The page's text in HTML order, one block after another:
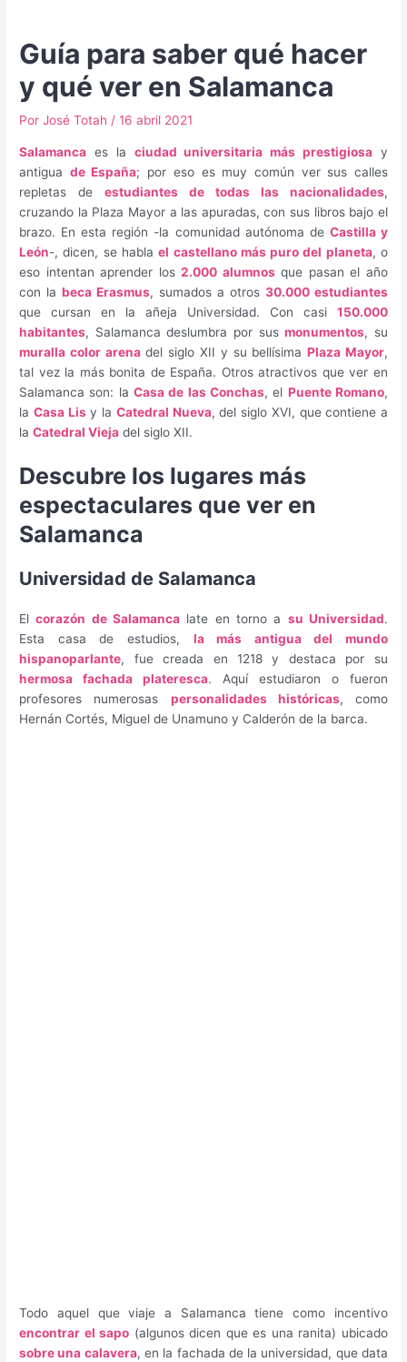
Guía para saber qué hacer
y qué ver en Salamanca
PorJosé Totah /16 abril 2021
Salamanca es la ciudad universitaria más prestigiosa y
antigua de España; por eso es muy común ver sus calles
repletas deestudiantes de todas las nacionalidades,
cruzando la Plaza Mayor a las apuradas, con sus libros bajo el
brazo. En esta región -la comunidad autónoma de Castilla y
León-, dicen, se hablael castellano más puro del planeta, o
eso intentan aprender los2.000 alumnosque pasan el año
con labeca Erasmus, sumados a otros 30.000 estudiantes
que cursan en la añeja Universidad. Con casi 150.000
habitantes, Salamanca deslumbra por susmonumentos, su
muralla color arenadel siglo XII y su bellísimaPlaza Mayor,
tal vez la más bonita de España. Otros atractivos que ver en
Salamanca son: laCasa de las Conchas, el Puente Romano,
la Casa Lisy la Catedral Nueva, del siglo XVI, que contiene a
laCatedral Vieja del siglo XII.
Descubre los lugares más
espectaculares que ver en
Salamanca
Universidad de Salamanca
Elcorazón de Salamanca late en torno a su Universidad.
Esta casa de estudios, la más antigua del mundo
hispanoparlante, fue creada en 1218 y destaca por su
hermosa fachada plateresca. Aquí estudiaron o fueron
profesores numerosas personalidades históricas, como
Hernán Cortés, Miguel de Unamuno y Calderón de la barca.
Todo aquel que viaje a Salamanca tiene como incentivo
encontrar el sapo (algunos dicen que es una ranita) ubicado
sobre una calavera, en la fachada de la universidad, que data